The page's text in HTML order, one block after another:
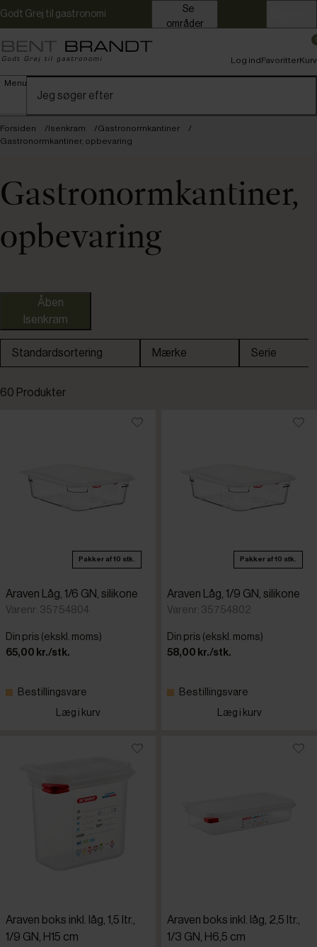
Godt Grej til gastronomi
områder
Menu
Log indFavoritterKurv
Forsiden Isenkram
Gastronormkantiner
Gastronormkantiner, opbevaring
Gastronormkantiner,
opbevaring
Isenkram
Standardsortering
Standardsortering
Laveste pris
Mærke Serie
60 Produkter
Pakker af 10 stk.
Araven Låg, 1/6 GN, silikone
Varenr: 35754804
Din pris (ekskl. moms)
65,00 kr./stk.
Bestillingsvare
Læg i kurv
Pakker af 10 stk.
Araven Låg, 1/9 GN, silikone
Varenr: 35754802
Din pris (ekskl. moms)
58,00 kr./stk.
Bestillingsvare
Læg i kurv
Araven boks inkl. låg, 1,5 ltr.,
1/9 GN, H15 cm
Araven boks inkl. låg, 2,5 ltr.,
1/3 GN, H6,5 cm